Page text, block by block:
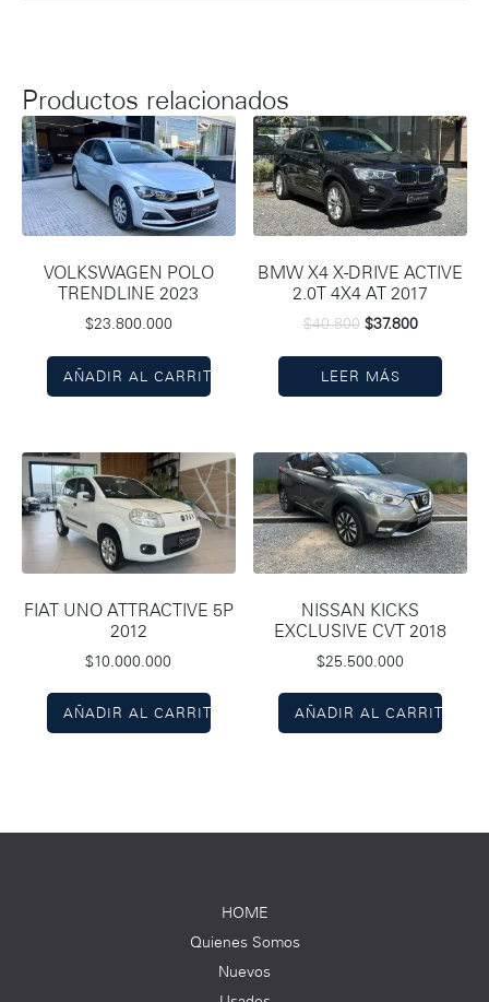
Productos relacionados
VOLKSWAGEN POLO
TRENDLINE 2023
$23.800.000
AÑADIR AL CARRITO
BMW X4 X-DRIVE ACTIVE
2.0T 4X4 AT 2017
$40.800 $37.800
LEER MÁS
FIAT UNO ATTRACTIVE 5P
2012
$10.000.000
AÑADIR AL CARRITO
NISSAN KICKS
EXCLUSIVE CVT 2018
$25.500.000
AÑADIR AL CARRITO
HOME
Quienes Somos
Nuevos